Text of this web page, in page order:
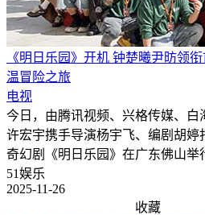
《明日乐园》开机 钟楚曦尹昉领
温冒险之旅
电视
今日，由腾讯视频、兴格传媒、白
许宏宇携手导演杨宇飞、编剧胡婷
奇幻剧《明日乐园》在广东佛山举
51娱乐
2025-11-26
收藏